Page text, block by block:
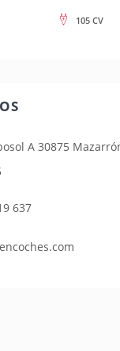
105 CV
A 30875
637